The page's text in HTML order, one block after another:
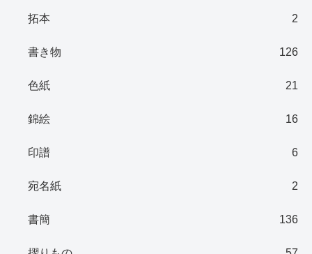
拓本 2
書き物 126
色紙 21
錦絵 16
印譜 6
宛名紙 2
書簡 136